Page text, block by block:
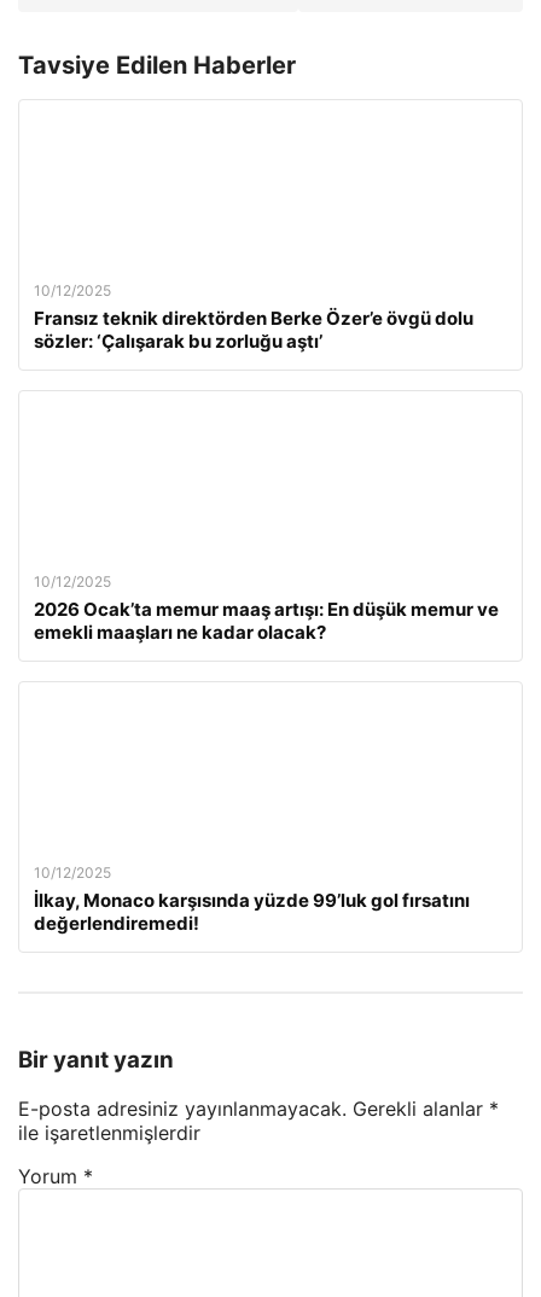
Tavsiye Edilen Haberler
10/12/2025
Fransız teknik direktörden Berke Özer’e övgü dolu
sözler: ‘Çalışarak bu zorluğu aştı’
10/12/2025
2026 Ocak’ta memur maaş artışı: En düşük memur ve
emekli maaşları ne kadar olacak?
10/12/2025
İlkay, Monaco karşısında yüzde 99’luk gol fırsatını
değerlendiremedi!
Bir yanıt yazın
E-posta adresiniz yayınlanmayacak. Gerekli alanlar *
ile işaretlenmişlerdir
Yorum *